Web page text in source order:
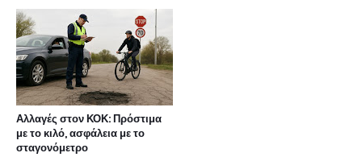
Αλλαγές στον ΚΟΚ: Πρόστιμα
με το κιλό, ασφάλεια με το
σταγονόμετρο